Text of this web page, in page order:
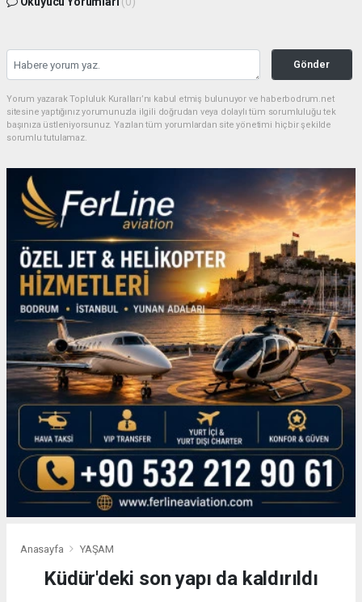
Gönder
Yorum yazarak Topluluk Kuralları’nı kabul etmiş bulunuyor ve haberbodrum.net
sitesine yaptığınız yorumunuzla ilgili doğrudan veya dolaylı tüm sorumluluğu tek
başınıza üstleniyorsunuz. Yazılan tüm yorumlardan site yönetimi hiçbir şekilde
sorumlu tutulamaz.
Anasayfa YAŞAM
Küdür'deki son yapı da kaldırıldı